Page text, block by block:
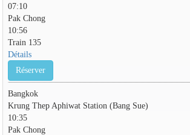
07:10
Pak Chong
10:56
Train 135
Détails
Réserver
Bangkok
Krung Thep Aphiwat Station (Bang Sue)
10:35
Pak Chong